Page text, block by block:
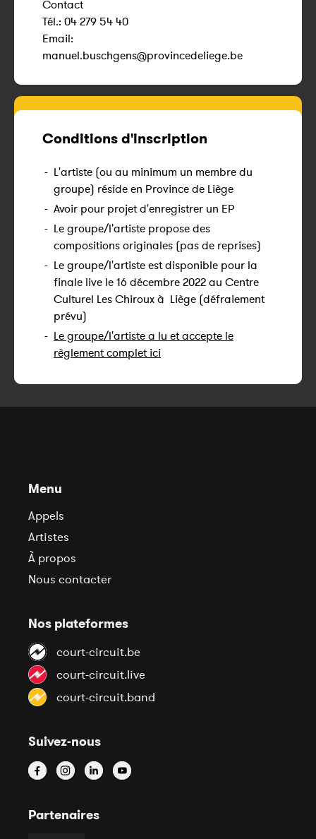
Contact
Tél.: 04 279 54 40
Email:
manuel.buschgens@provincedeliege.be
Conditions d'inscription
- L'artiste (ou au minimum un membre du
groupe) réside en Province de Liège
- Avoir pour projet d'enregistrer un EP
- Le groupe/l'artiste propose des
compositions originales (pas de reprises)
- Le groupe/l'artiste est disponible pour la
finale live le 16 décembre 2022 au Centre
Culturel Les Chiroux à Liège (défraiement
prévu)
- Le groupe/l'artiste a lu et accepte le
règlement complet ici
Menu
Appels
Artistes
À propos
Nous contacter
Nos plateformes
court-circuit.be
court-circuit.live
court-circuit.band
Suivez-nous
Partenaires